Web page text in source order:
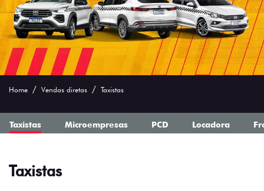
Home Vendas diretas Taxistas
Microempresas PCD Locadora
Taxistas
Taxistas